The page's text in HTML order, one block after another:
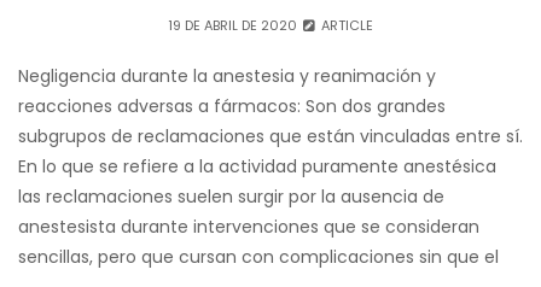
19 DE ABRIL DE 2020 ARTICLE
Negligencia durante la anestesia y reanimación y
reacciones adversas a fármacos: Son dos grandes
subgrupos de reclamaciones que están vinculadas entre sí.
En lo que se refiere a la actividad puramente anestésica
las reclamaciones suelen surgir por la ausencia de
anestesista durante intervenciones que se consideran
sencillas, pero que cursan con complicaciones sin que el